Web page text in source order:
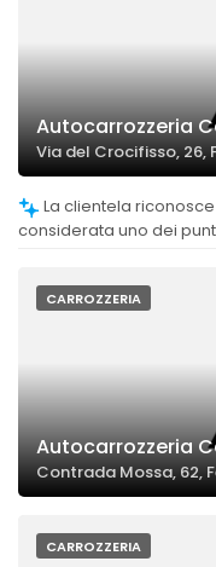
Autocarrozzeria
Via del Crocifisso, 26,
considerata uno dei
CARROZZERIA
Autocarrozzeria
Contrada Mossa, 62,
CARROZZERIA